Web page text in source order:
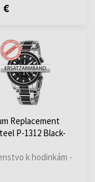
€
Replacement
P-1312 Black-
k hodinkám -